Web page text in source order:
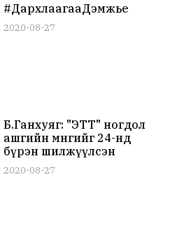
#ДархлаагааДэмжье
2020-08-27
Б.Ганхуяг: "ЭТТ" ногдол
ашгийн мөнгийг 24-нд
бүрэн шилжүүлсэн
2020-08-27